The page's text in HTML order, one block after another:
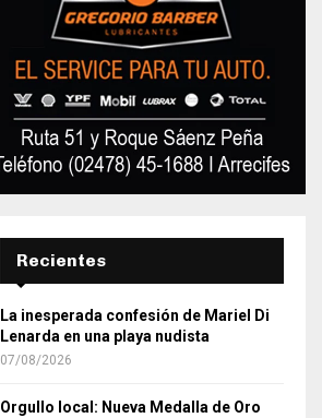
Recientes
La inesperada confesión de Mariel Di
Lenarda en una playa nudista
07/08/2026
Orgullo local: Nueva Medalla de Oro